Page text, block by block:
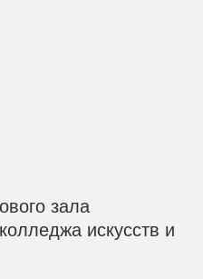
зала
искусств и